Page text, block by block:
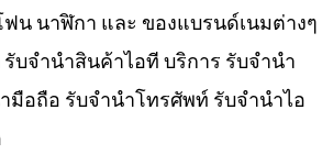
น นาฬิกา และ ของแบรนด์เนมต่างๆ
บจำนำสินค้าไอที บริการ รับจำนำ
มือถือ รับจำนำโทรศัพท์ รับจำนำไอ